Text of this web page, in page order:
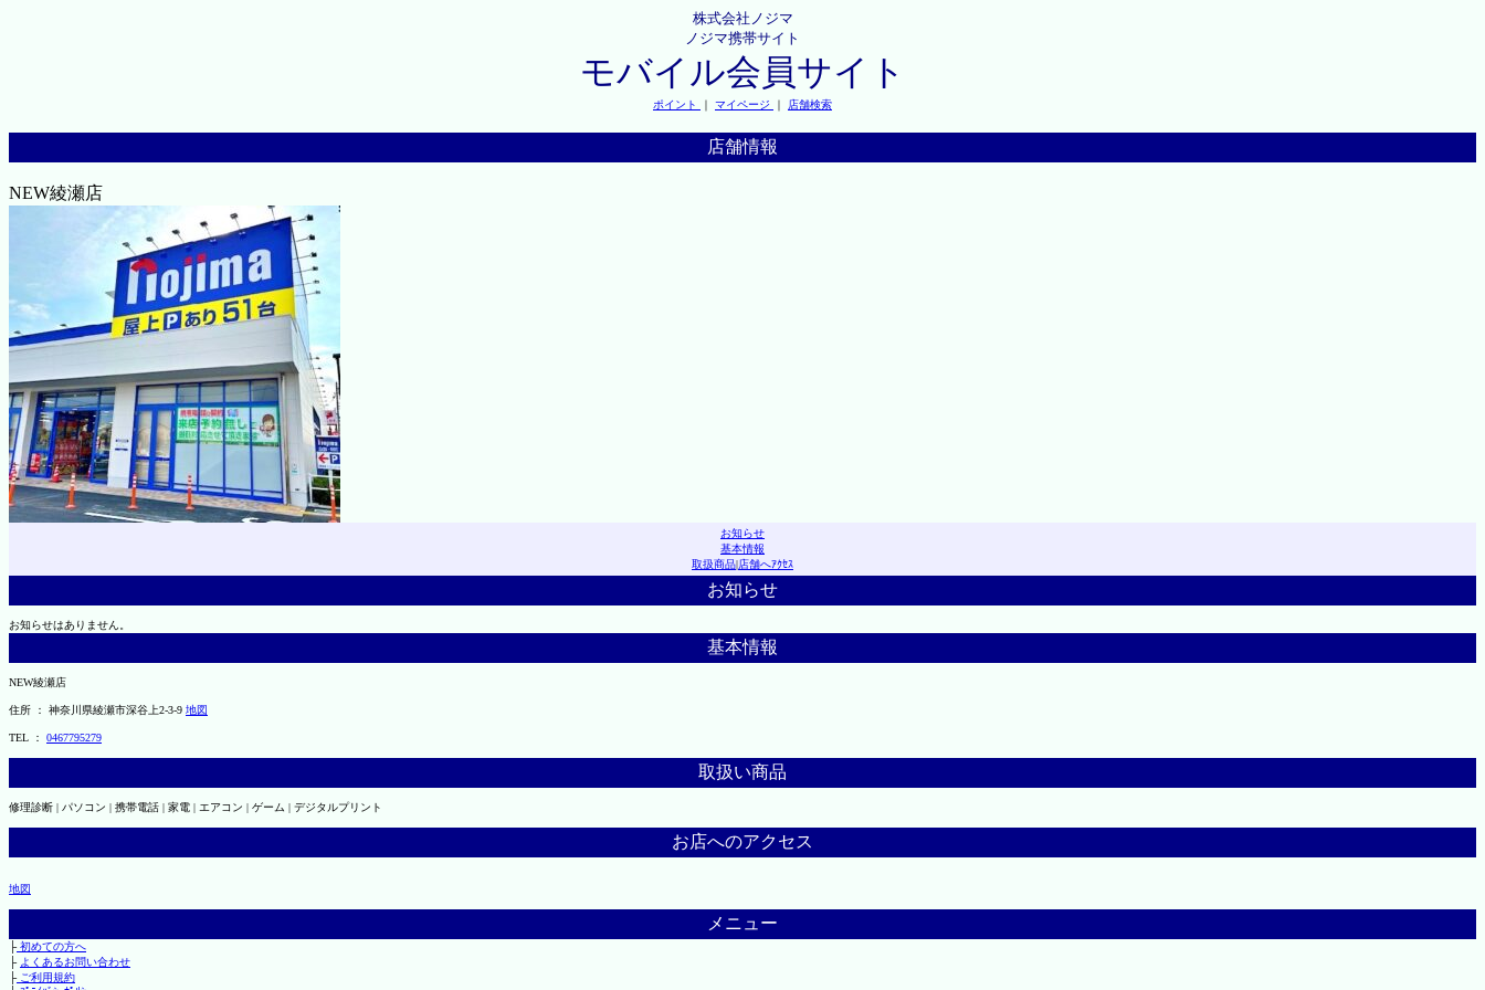
株式会社ノジマ
ノジマ携帯サイト
モバイル会員サイト
ポイント ｜ マイページ ｜ 店舗検索
店舗情報
NEW綾瀬店
お知らせ
基本情報
取扱商品|店舗へｱｸｾｽ
お知らせ
お知らせはありません。
基本情報
NEW綾瀬店
住所 ： 神奈川県綾瀬市深谷上2-3-9 地図
TEL ： 0467795279
取扱い商品
修理診断 | パソコン | 携帯電話 | 家電 | エアコン | ゲーム | デジタルプリント
お店へのアクセス
地図
メニュー
├初めての方へ
├ よくあるお問い合わせ
├ご利用規約